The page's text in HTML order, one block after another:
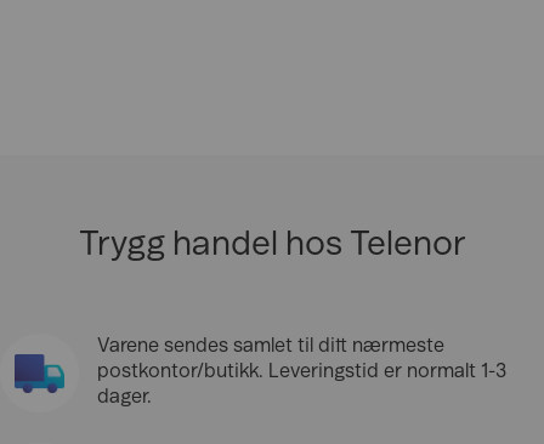
Trygg handel hos Telenor
Varene sendes samlet til ditt nærmeste
postkontor/butikk. Leveringstid er normalt 1-3
dager.